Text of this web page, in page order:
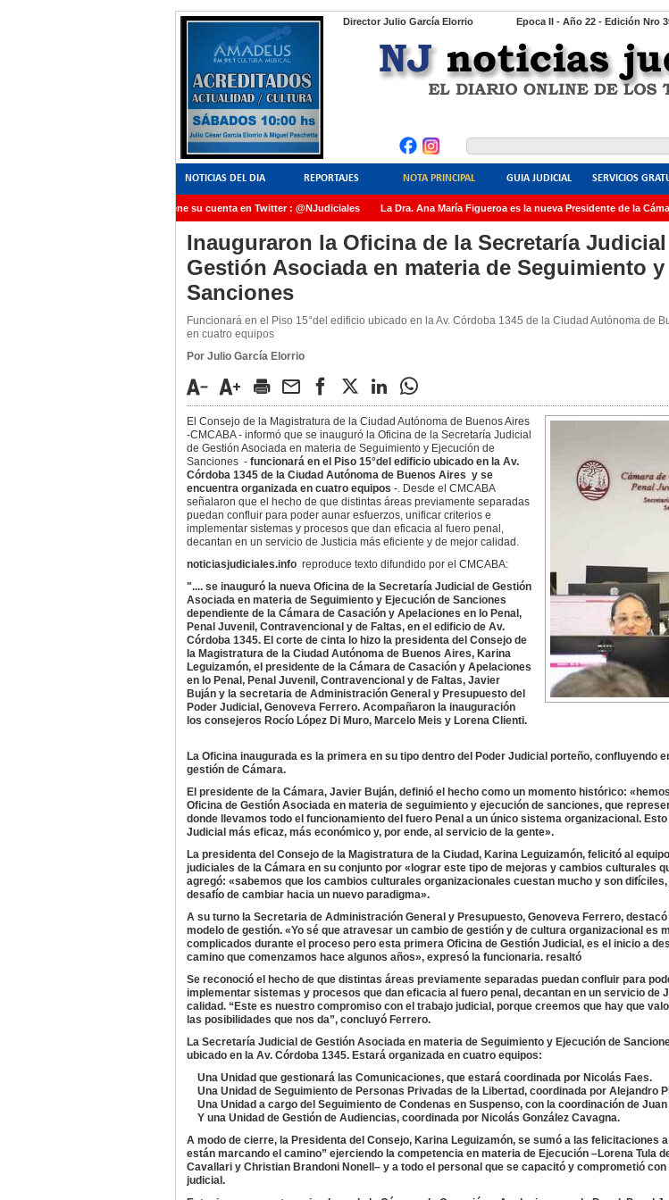
Director Julio García Elorrio Epoca II - Año 22 - Edición Nro
NOTICIAS DEL DIA REPORTAJES NOTA PRINCIPAL GUIA JUDICIAL SERVICIOS
NoticiasJudiciales.INFO tiene su cuenta en Twitter : @NJudiciales La Dra. Ana María Figueroa es la nueva Presidente de la
AMIA quedó radicada ante el Juez Daniel RafecasInauguraron la Oficina de la Secretaría
Gestión Asociada en materia de Seguimiento
Sanciones
Funcionará en el Piso 15°del edificio ubicado en la Av. Córdoba 1345 de la Ciudad Autónoma de
en cuatro equipos
Por Julio García Elorrio
El Consejo de la Magistratura de la Ciudad Autónoma de Buenos Aires
-CMCABA - informó que se inauguró la Oficina de la Secretaría Judicial
de Gestión Asociada en materia de Seguimiento y Ejecución de
Sanciones - funcionará en el Piso 15°del edificio ubicado en la Av.
Córdoba 1345 de la Ciudad Autónoma de Buenos Aires y se
encuentra organizada en cuatro equipos -. Desde el CMCABA
señalaron que el hecho de que distintas áreas previamente separadas
puedan confluir para poder aunar esfuerzos, unificar criterios e
implementar sistemas y procesos que dan eficacia al fuero penal,
decantan en un servicio de Justicia más eficiente y de mejor calidad.
noticiasjudiciales.inforeproduce texto difundido por el CMCABA:
".... se inauguró la nueva Oficina de la Secretaría Judicial de Gestión
Asociada en materia de Seguimiento y Ejecución de Sanciones
dependiente de la Cámara de Casación y Apelaciones en lo Penal,
Penal Juvenil, Contravencional y de Faltas, en el edificio de Av.
Córdoba 1345. El corte de cinta lo hizo la presidenta del Consejo de
la Magistratura de la Ciudad Autónoma de Buenos Aires, Karina
Leguizamón, el presidente de la Cámara de Casación y Apelaciones
en lo Penal, Penal Juvenil, Contravencional y de Faltas, Javier
Buján y la secretaria de Administración General y Presupuesto del
Poder Judicial, Genoveva Ferrero. Acompañaron la inauguración
los consejeros Rocío López Di Muro, Marcelo Meis y Lorena Clienti.
La Oficina inaugurada es la primera en su tipo dentro del Poder Judicial porteño, confluyendo
gestión de Cámara.
El presidente de la Cámara, Javier Buján, definió el hecho como un momento histórico:
Oficina de Gestión Asociada en materia de seguimiento y ejecución de sanciones, que
donde llevamos todo el funcionamiento del fuero Penal a un único sistema organizacional.
Judicial más eficaz, más económico y, por ende, al servicio de la gente».
La presidenta del Consejo de la Magistratura de la Ciudad, Karina Leguizamón, felicitó al
judiciales de la Cámara en su conjunto por «lograr este tipo de mejoras y cambios culturales
agregó: «sabemos que los cambios culturales organizacionales cuestan mucho y son
desafío de cambiar hacia un nuevo paradigma».
A su turno la Secretaria de Administración General y Presupuesto, Genoveva Ferrero,
modelo de gestión. «Yo sé que atravesar un cambio de gestión y de cultura organizacional es
complicados durante el proceso pero esta primera Oficina de Gestión Judicial, es el inicio a
camino que comenzamos hace algunos años», expresó la funcionaria. resaltó
Se reconoció el hecho de que distintas áreas previamente separadas puedan confluir para
implementar sistemas y procesos que dan eficacia al fuero penal, decantan en un servicio de
calidad. “Este es nuestro compromiso con el trabajo judicial, porque creemos que hay que
las posibilidades que nos da”, concluyó Ferrero.
La Secretaría Judicial de Gestión Asociada en materia de Seguimiento y Ejecución de
ubicado en la Av. Córdoba 1345. Estará organizada en cuatro equipos:
Una Unidad que gestionará las Comunicaciones, que estará coordinada por Nicolás Faes.
Una Unidad de Seguimiento de Personas Privadas de la Libertad, coordinada por Alejandro
Una Unidad a cargo del Seguimiento de Condenas en Suspenso, con la coordinación de
Y una Unidad de Gestión de Audiencias, coordinada por Nicolás González Cavagna.
A modo de cierre, la Presidenta del Consejo, Karina Leguizamón, se sumó a las felicitaciones
están marcando el camino” ejerciendo la competencia en materia de Ejecución –Lorena Tula
Cavallari y Christian Brandoni Nonell– y a todo el personal que se capacitó y comprometió
judicial.